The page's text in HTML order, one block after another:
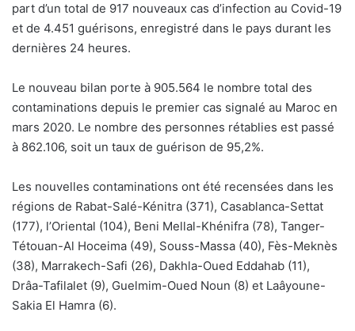
part d’un total de 917 nouveaux cas d’infection au Covid-19
et de 4.451 guérisons, enregistré dans le pays durant les
dernières 24 heures.
Le nouveau bilan porte à 905.564 le nombre total des
contaminations depuis le premier cas signalé au Maroc en
mars 2020. Le nombre des personnes rétablies est passé
à 862.106, soit un taux de guérison de 95,2%.
Les nouvelles contaminations ont été recensées dans les
régions de Rabat-Salé-Kénitra (371), Casablanca-Settat
(177), l’Oriental (104), Beni Mellal-Khénifra (78), Tanger-
Tétouan-Al Hoceima (49), Souss-Massa (40), Fès-Meknès
(38), Marrakech-Safi (26), Dakhla-Oued Eddahab (11),
Drâa-Tafilalet (9), Guelmim-Oued Noun (8) et Laâyoune-
Sakia El Hamra (6).